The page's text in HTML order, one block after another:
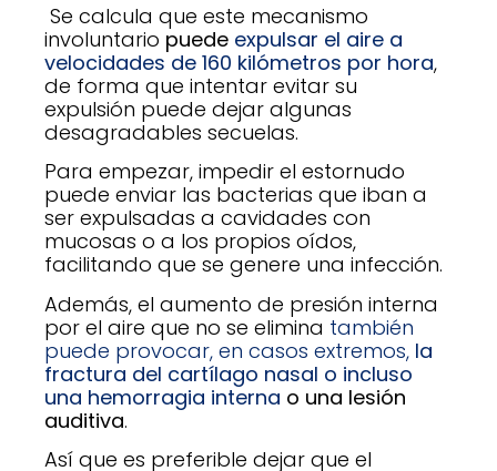
Se calcula que este mecanismo
involuntario puede expulsar el aire a
velocidades de 160 kilómetros por hora,
de forma que intentar evitar su
expulsión puede dejar algunas
desagradables secuelas.
Para empezar, impedir el estornudo
puede enviar las bacterias que iban a
ser expulsadas a cavidades con
mucosas o a los propios oídos,
facilitando que se genere una infección.
Además, el aumento de presión interna
por el aire que no se elimina también
puede provocar, en casos extremos, la
fractura del cartílago nasal o incluso
una hemorragia interna o una lesión
auditiva.
Así que es preferible dejar que el